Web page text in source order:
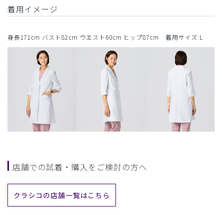
着用イメージ
身長171cm バスト82cm ウエスト60cm ヒップ87cm 着用サイズ:L
店舗での試着・購入をご検討の方へ
クラシコの店舗一覧はこちら